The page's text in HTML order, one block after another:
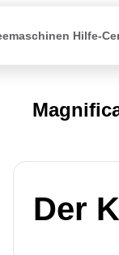
Hilfe-
Der